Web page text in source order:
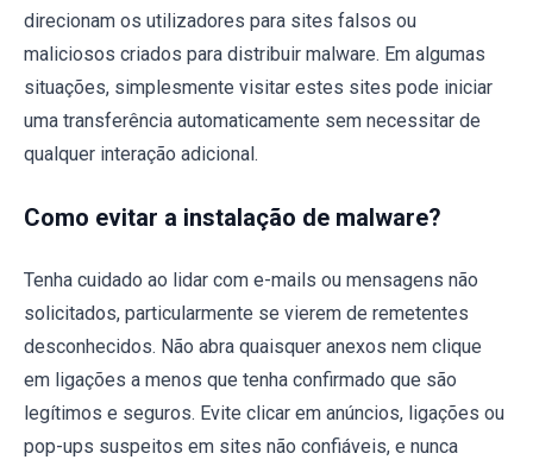
direcionam os utilizadores para sites falsos ou
maliciosos criados para distribuir malware. Em algumas
situações, simplesmente visitar estes sites pode iniciar
uma transferência automaticamente sem necessitar de
qualquer interação adicional.
Como evitar a instalação de malware?
Tenha cuidado ao lidar com e-mails ou mensagens não
solicitados, particularmente se vierem de remetentes
desconhecidos. Não abra quaisquer anexos nem clique
em ligações a menos que tenha confirmado que são
legítimos e seguros. Evite clicar em anúncios, ligações ou
pop-ups suspeitos em sites não confiáveis, e nunca